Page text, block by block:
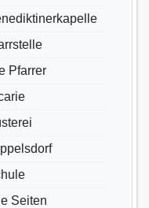
Pfarrer
Seiten